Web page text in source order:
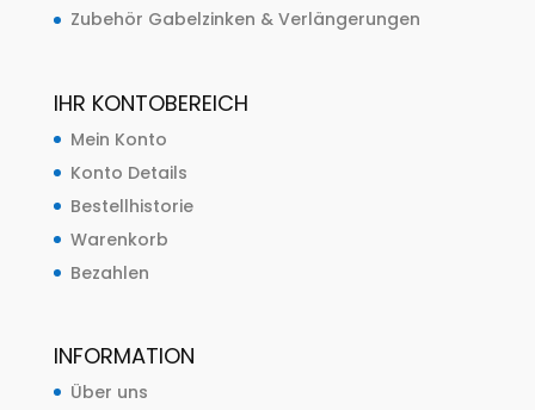
Zubehör Gabelzinken & Verlängerungen
IHR KONTOBEREICH
Mein Konto
Konto Details
Bestellhistorie
Warenkorb
Bezahlen
INFORMATION
Über uns